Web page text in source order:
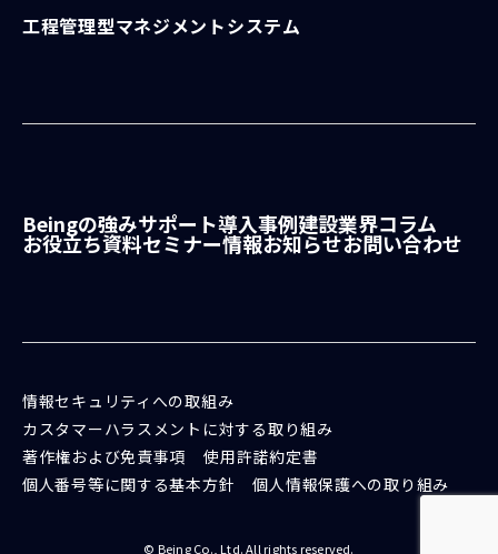
ちにビーイングの要求に応じ
グの社名表記は「株式会社ビ
ーイング」としてください。
ビーイングは、以下の場合
随時本規約を変更することが
できるものとし、本規約に基
づく利用許諾を撤回する権利
を有します。
利用規約の変更が、利用
工程管理型マネジメントシステム
Beingの強みサポート導入事例建設業界コラム
お役立ち資料セミナー情報お知らせお問い合わせ
情報セキュリティへの取組み
カスタマーハラスメントに対する取り組み
著作権および免責事項
使用許諾約定書
個人番号等に関する基本方針
個人情報保護への取り組み
© Being Co., Ltd. All rights reserved.